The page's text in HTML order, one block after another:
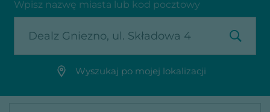
Wpisz nazwę miasta lub kod pocztowy
Wyszukaj po mojej lokalizacji